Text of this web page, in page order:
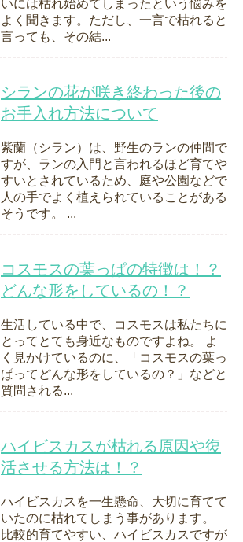
いには枯れ始めてしまったという悩みを
よく聞きます。ただし、一言で枯れると
言っても、その結...
シランの花が咲き終わった後の
お手入れ方法について
紫蘭（シラン）は、野生のランの仲間で
すが、ランの入門と言われるほど育てや
すいとされているため、庭や公園などで
人の手でよく植えられていることがある
そうです。 ...
コスモスの葉っぱの特徴は！？
どんな形をしているの！？
生活している中で、コスモスは私たちに
とってとても身近なものですよね。 よ
く見かけているのに、「コスモスの葉っ
ぱってどんな形をしているの？」などと
質問される...
ハイビスカスが枯れる原因や復
活させる方法は！？
ハイビスカスを一生懸命、大切に育てて
いたのに枯れてしまう事があります。
比較的育てやすい、ハイビスカスですが